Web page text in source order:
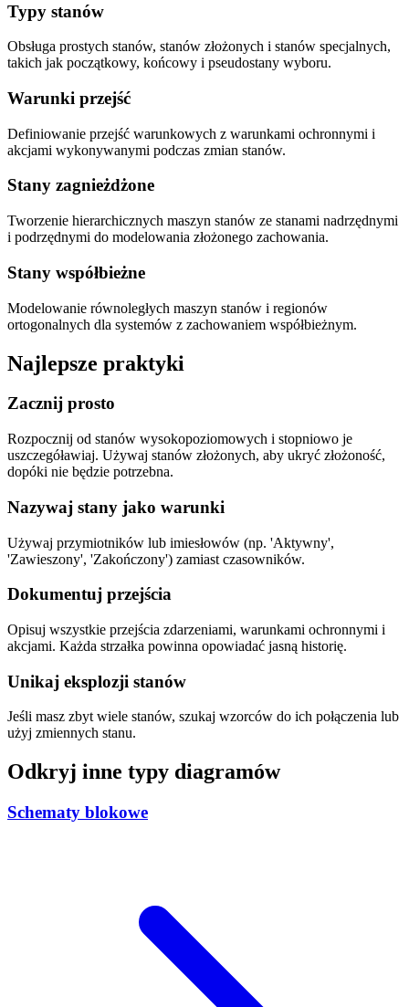
Typy stanów
Obsługa prostych stanów, stanów złożonych i stanów specjalnych,
takich jak początkowy, końcowy i pseudostany wyboru.
Warunki przejść
Definiowanie przejść warunkowych z warunkami ochronnymi i
akcjami wykonywanymi podczas zmian stanów.
Stany zagnieżdżone
Tworzenie hierarchicznych maszyn stanów ze stanami nadrzędnymi
i podrzędnymi do modelowania złożonego zachowania.
Stany współbieżne
Modelowanie równoległych maszyn stanów i regionów
ortogonalnych dla systemów z zachowaniem współbieżnym.
Najlepsze praktyki
Zacznij prosto
Rozpocznij od stanów wysokopoziomowych i stopniowo je
uszczegóławiaj. Używaj stanów złożonych, aby ukryć złożoność,
dopóki nie będzie potrzebna.
Nazywaj stany jako warunki
Używaj przymiotników lub imiesłowów (np. 'Aktywny',
'Zawieszony', 'Zakończony') zamiast czasowników.
Dokumentuj przejścia
Opisuj wszystkie przejścia zdarzeniami, warunkami ochronnymi i
akcjami. Każda strzałka powinna opowiadać jasną historię.
Unikaj eksplozji stanów
Jeśli masz zbyt wiele stanów, szukaj wzorców do ich połączenia lub
użyj zmiennych stanu.
Odkryj inne typy diagramów
Schematy blokowe